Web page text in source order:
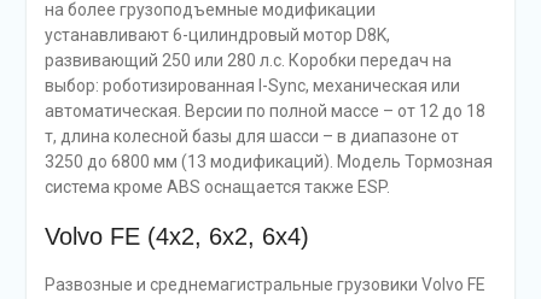
на более грузоподъемные модификации
устанавливают 6-цилиндровый мотор D8K,
развивающий 250 или 280 л.с. Коробки передач на
выбор: роботизированная I-Sync, механическая или
автоматическая. Версии по полной массе – от 12 до 18
т, длина колесной базы для шасси – в диапазоне от
3250 до 6800 мм (13 модификаций). Модель Тормозная
система кроме ABS оснащается также ESP.
Volvo FE (4х2, 6х2, 6х4)
Развозные и среднемагистральные грузовики Volvo FE